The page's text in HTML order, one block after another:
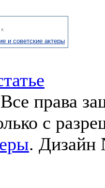
и советские актеры
права
с
. Дизайн